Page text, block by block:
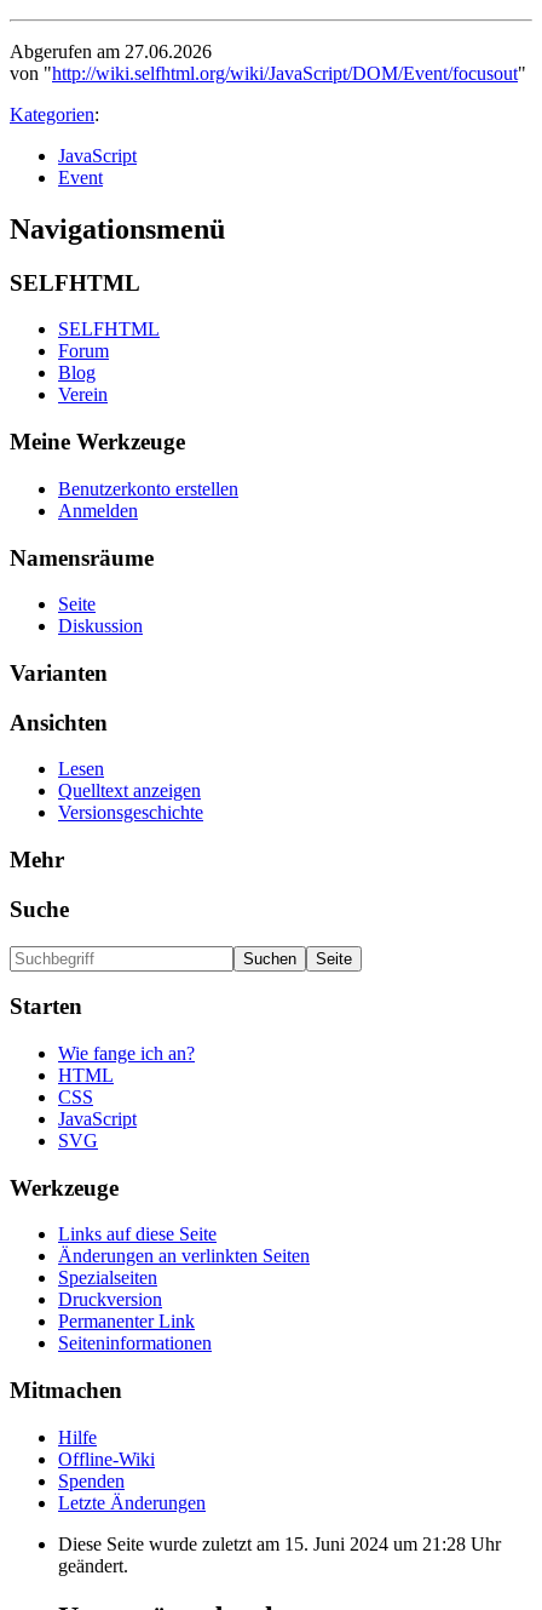
Abgerufen am 27.06.2026
von "http://wiki.selfhtml.org/wiki/JavaScript/DOM/Event/focusout"
Kategorien:
JavaScript
Event
Navigationsmenü
SELFHTML
SELFHTML
Forum
Blog
Verein
Meine Werkzeuge
Benutzerkonto erstellen
Anmelden
Namensräume
Seite
Diskussion
Varianten
Ansichten
Lesen
Quelltext anzeigen
Versionsgeschichte
Mehr
Suche
Starten
Wie fange ich an?
HTML
CSS
JavaScript
SVG
Werkzeuge
Links auf diese Seite
Änderungen an verlinkten Seiten
Spezialseiten
Druckversion
Permanenter Link
Seiten­informationen
Mitmachen
Hilfe
Offline-Wiki
Spenden
Letzte Änderungen
Diese Seite wurde zuletzt am 15. Juni 2024 um 21:28 Uhr
geändert.